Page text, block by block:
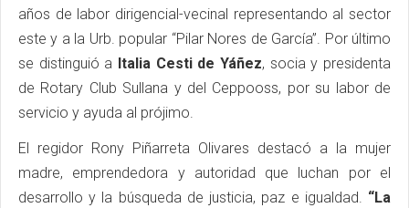
años de labor dirigencial-vecinal representando al sector
este y a la Urb. popular “Pilar Nores de García”. Por último
se distinguió a Italia Cesti de Yáñez, socia y presidenta
de Rotary Club Sullana y del Ceppooss, por su labor de
servicio y ayuda al prójimo.
El regidor Rony Piñarreta Olivares destacó a la mujer
madre, emprendedora y autoridad que luchan por el
desarrollo y la búsqueda de justicia, paz e igualdad. “La